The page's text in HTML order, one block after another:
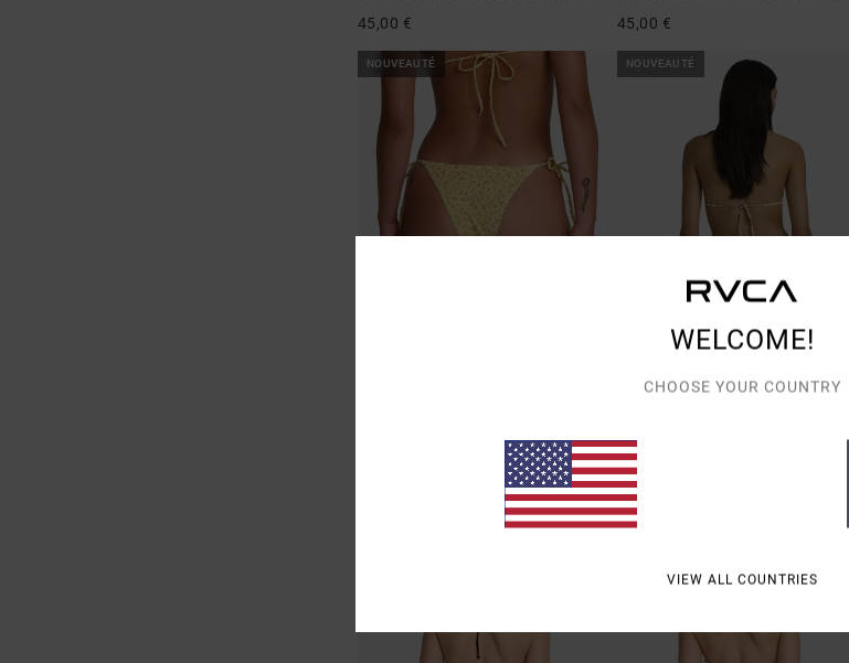
45,00 € 45,00 €
NOUVEAUTÉ
Bas de bikini échancré Jaune Femme
NOUVEAUTÉ
Bas de bikini à nouer sur les côtés
Marron Femme
45,00 €
NOUVEAUTÉ
WELCOME!
CHOOSE YOUR COUNTRY
VIEW ALL COUNTRIES